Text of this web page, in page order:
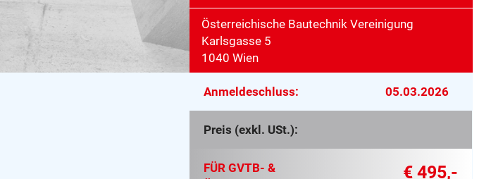
Österreichische Bautechnik Vereinigung
Karlsgasse 5
1040 Wien
Anmeldeschluss: 05.03.2026
Preis (exkl. USt.):
FÜR GVTB- &
€ 495,-